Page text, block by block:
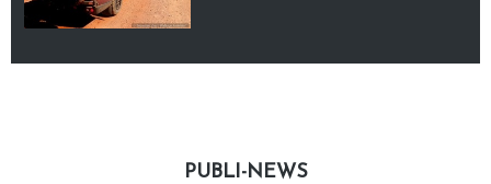
PUBLI-NEWS